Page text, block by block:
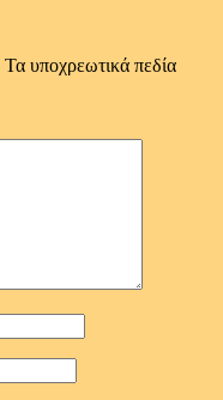
Τα υποχρεωτικά πεδία